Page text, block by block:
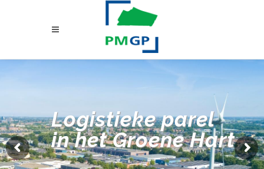
Logistieke parel
in het Groene Hart